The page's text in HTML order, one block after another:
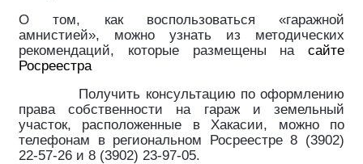
О том, как воспользоваться «гаражной
амнистией», можно узнать из методических
рекомендаций, которые размещены на сайте
Росреестра
Получить консультацию по оформлению
права собственности на гараж и земельный
участок, расположенные в Хакасии, можно по
телефонам в региональном Росреестре 8 (3902)
22-57-26 и 8 (3902) 23-97-05.